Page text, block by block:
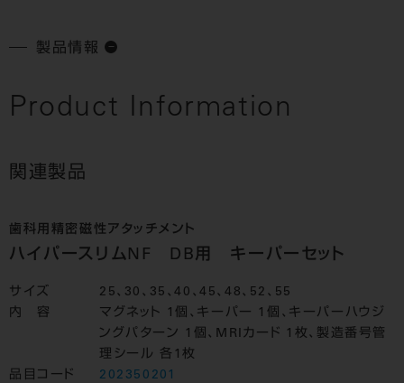
製品情報
Product Information
関連製品
歯科用精密磁性アタッチメント
ハイパースリムNF DB用 キーパーセット
サイズ
25、30、35、40、45、48、52、55
内 容
マグネット 1個、キーパー 1個、キーパーハウジ
ングパターン 1個、MRIカード 1枚、製造番号管
理シール 各1枚
品目コード
202350201